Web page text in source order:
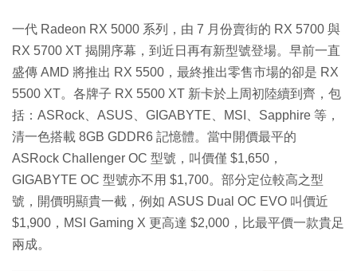
一代 Radeon RX 5000 系列，由 7 月份賣街的 RX 5700 與
RX 5700 XT 揭開序幕，到近日再有新型號登場。早前一直
盛傳 AMD 將推出 RX 5500，最終推出零售市場的卻是 RX
5500 XT。各牌子 RX 5500 XT 新卡於上周初陸續到齊，包
括：ASRock、ASUS、GIGABYTE、MSI、Sapphire 等，
清一色搭載 8GB GDDR6 記憶體。當中開價最平的
ASRock Challenger OC 型號，叫價僅 $1,650，
GIGABYTE OC 型號亦不用 $1,700。部分定位較高之型
號，開價明顯貴一截，例如 ASUS Dual OC EVO 叫價近
$1,900，MSI Gaming X 更高達 $2,000，比最平價一款貴足
兩成。